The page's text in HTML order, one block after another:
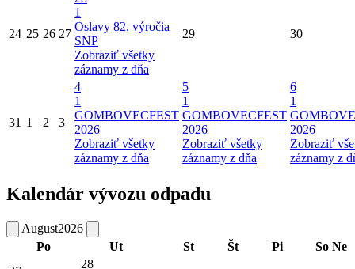
24 25 26 27
1
Oslavy 82. výročia
SNP
Zobraziť všetky
záznamy z dňa
29 30
31 1 2 3
4
1
GOMBOVECFEST
2026
Zobraziť všetky
záznamy z dňa
5
1
GOMBOVECFEST
2026
Zobraziť všetky
záznamy z dňa
6
1
2026
Zobraziť
záznamy z
Kalendár vývozu odpadu
August2026
Po
Ut St Št Pi So Ne
28